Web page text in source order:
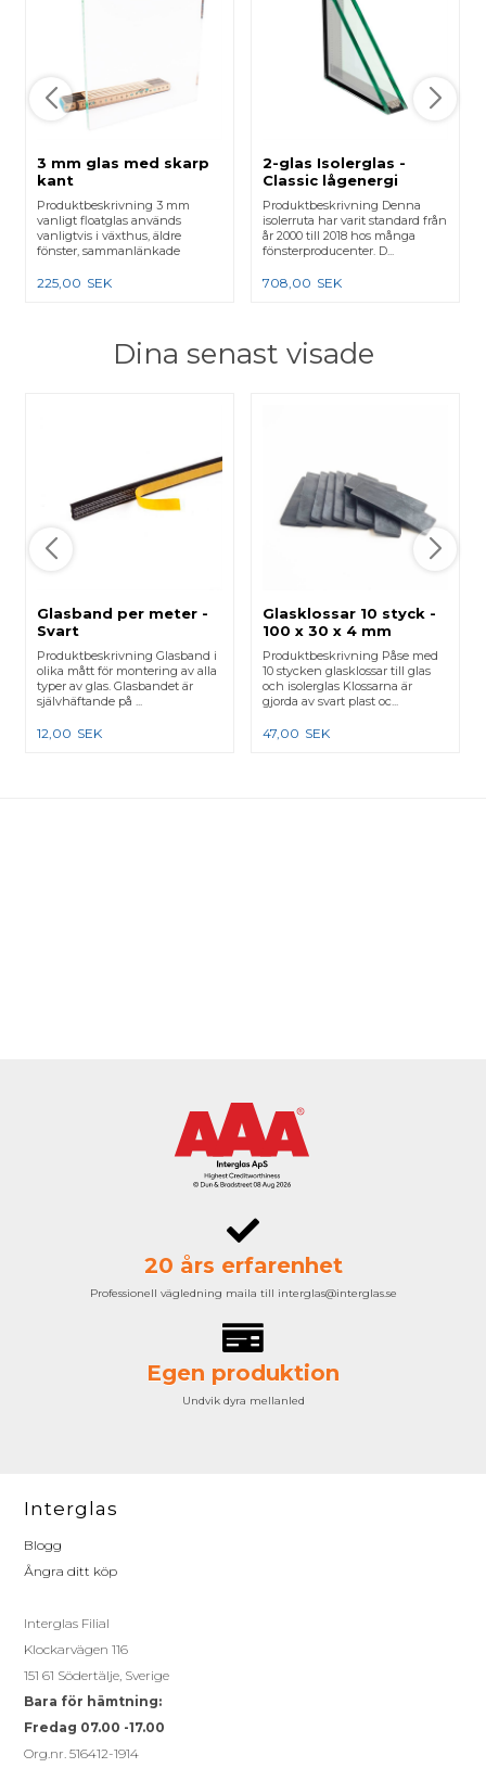
3 mm glas med skarp
kant
Produktbeskrivning 3 mm
vanligt floatglas används
vanligtvis i växthus, äldre
fönster, sammanlänkade
225,00 SEK
2-glas Isolerglas -
Classic lågenergi
Produktbeskrivning Denna
isolerruta har varit standard från
år 2000 till 2018 hos många
fönsterproducenter. D...
708,00 SEK
Dina senast visade
Glasband per meter -
Svart
Produktbeskrivning Glasband i
olika mått för montering av alla
typer av glas. Glasbandet är
självhäftande på ...
12,00 SEK
Glasklossar 10 styck -
100 x 30 x 4 mm
Produktbeskrivning Påse med
10 stycken glasklossar till glas
och isolerglas Klossarna är
gjorda av svart plast oc...
47,00 SEK
20 års erfarenhet
Professionell vägledning maila till interglas@interglas.se
Egen produktion
Undvik dyra mellanled
Interglas
Blogg
Ångra ditt köp
Interglas Filial
Klockarvägen 116
151 61 Södertälje, Sverige
Bara för hämtning:
Fredag 07.00 -17.00
Org.nr. 516412-1914